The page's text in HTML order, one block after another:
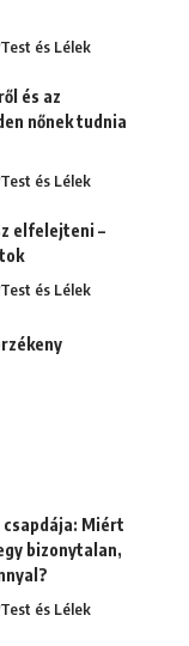
Test és Lélek
és az
nőnek tudnia
Test és Lélek
elfelejteni –
Test és Lélek
csapdája: Miért
bizonytalan,
Test és Lélek